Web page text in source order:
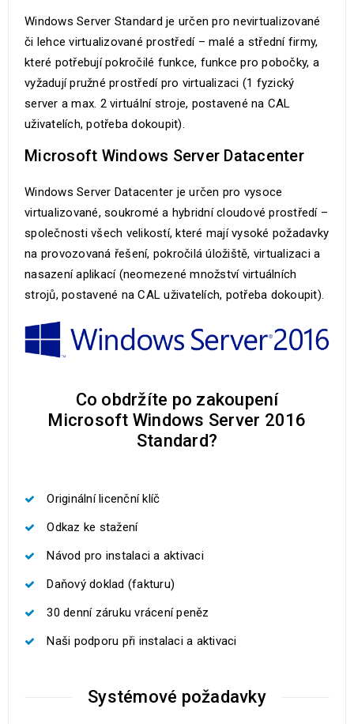
Windows Server Standard je určen pro nevirtualizované
či lehce virtualizované prostředí – malé a střední firmy,
které potřebují pokročilé funkce, funkce pro pobočky, a
vyžadují pružné prostředí pro virtualizaci (1 fyzický
server a max. 2 virtuální stroje, postavené na CAL
uživatelích, potřeba dokoupit).
Microsoft Windows Server Datacenter
Windows Server Datacenter je určen pro vysoce
virtualizované, soukromé a hybridní cloudové prostředí –
společnosti všech velikostí, které mají vysoké požadavky
na provozovaná řešení, pokročilá úložiště, virtualizaci a
nasazení aplikací (neomezené množství virtuálních
strojů, postavené na CAL uživatelích, potřeba dokoupit).
Co obdržíte po zakoupení
Microsoft Windows Server 2016
Standard?
Originální licenční klíč
Odkaz ke stažení
Návod pro instalaci a aktivaci
Daňový doklad (fakturu)
30 denní záruku vrácení peněz
Naši podporu při instalaci a aktivaci
Systémové požadavky